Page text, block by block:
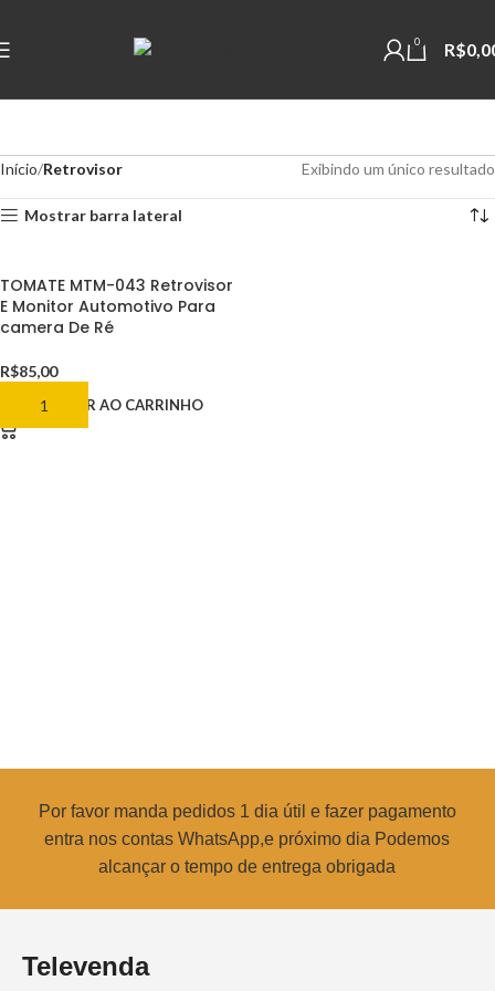
0 R$
Início Retrovisor Exibindo um único resultado
Mostrar barra lateral
TOMATE MTM-043 Retrovisor
E Monitor Automotivo Para
camera De Ré
R$85,00
ADICIONAR AO CARRINHO
Por favor manda pedidos 1 dia útil e fazer pagamento
entra nos contas WhatsApp,e próximo dia Podemos
alcançar o tempo de entrega obrigada
Televenda